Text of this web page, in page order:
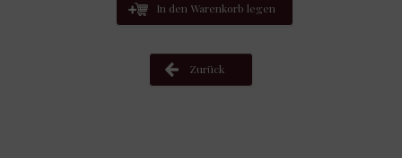
In den Warenkorb legen
Zurück